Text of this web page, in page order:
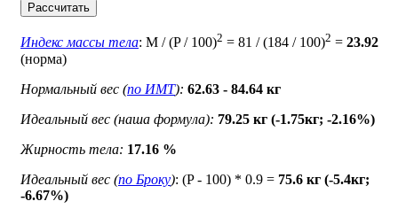
Рассчитать
Индекс массы тела: M / (P / 100)2 = 81 / (184 / 100)2 = 23.92
(норма)
Нормальный вес (по ИМТ): 62.63 - 84.64 кг
Идеальный вес (наша формула): 79.25 кг (-1.75кг; -2.16%)
Жирность тела: 17.16 %
Идеальный вес (по Броку): (P - 100) * 0.9 = 75.6 кг (-5.4кг;
-6.67%)